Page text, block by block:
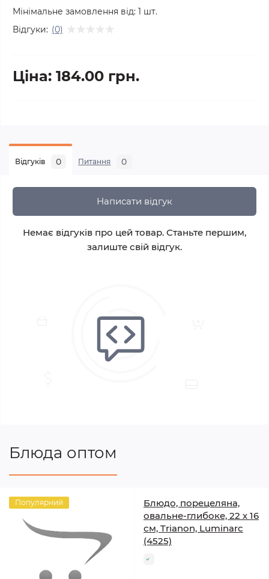
Мінімальне замовлення від: 1 шт.
Відгуки: (0)
Ціна: 184.00 грн.
Відгуків 0 Питання 0
Написати відгук
Немає відгуків про цей товар. Станьте першим,
залиште свій відгук.
Блюда оптом
Популярний
Блюдо, порецеляна,
овальне-глибоке, 22 х 16
см, Trianon, Luminarc
(4525)